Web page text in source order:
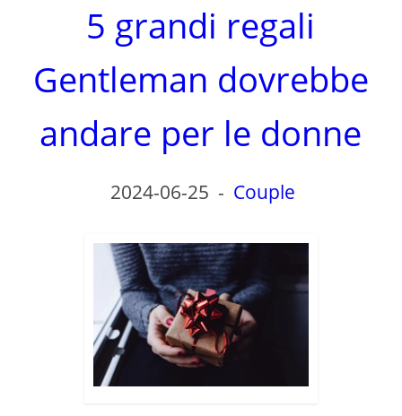
5 grandi regali
Gentleman dovrebbe
andare per le donne
2024-06-25 - Couple